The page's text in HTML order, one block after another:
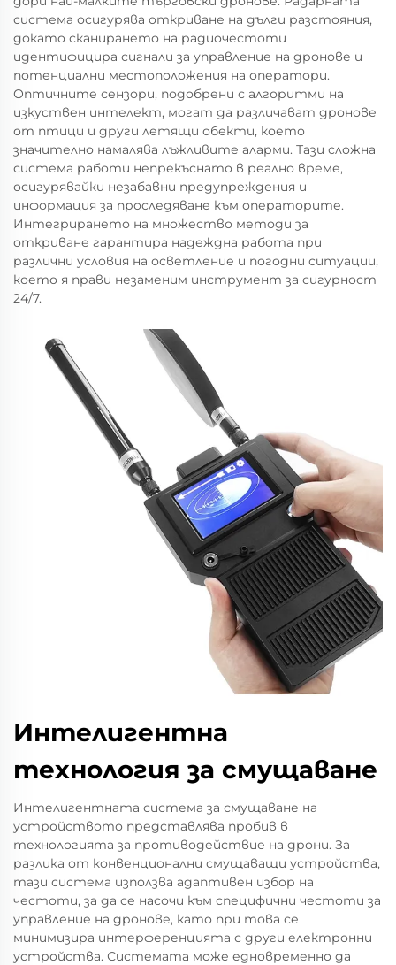
система осигурява откриване на дълги разстояния,
докато сканирането на радиочестоти
идентифицира сигнали за управление на дронове и
потенциални местоположения на оператори.
Оптичните сензори, подобрени с алгоритми на
изкуствен интелект, могат да различават дронове
от птици и други летящи обекти, което
значително намалява лъжливите аларми. Тази сложна
система работи непрекъснато в реално време,
осигурявайки незабавни предупреждения и
информация за проследяване към операторите.
Интегрирането на множество методи за
откриване гарантира надеждна работа при
различни условия на осветление и погодни ситуации,
което я прави незаменим инструмент за сигурност
24/7.
Интелигентна
технология за смущаване
Интелигентната система за смущаване на
устройството представлява пробив в
технологията за противодействие на дрони. За
разлика от конвенционални смущаващи устройства,
тази система използва адаптивен избор на
честоти, за да се насочи към специфични честоти за
управление на дронове, като при това се
минимизира интерференцията с други електронни
устройства. Системата може едновременно да